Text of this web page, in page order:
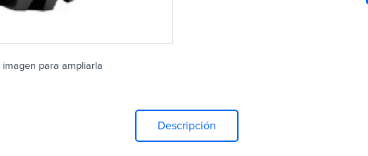
para ampliarla
Descripción